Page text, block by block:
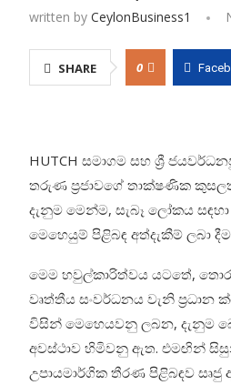
written by CeylonBusiness1
SHARE 0
HUTCH සමාගම සහ ශ්‍රී
තරුණ ප්‍රජාවගේ තාක්ෂණික
දැනුම මෙන්ම, සැබෑ ලෝකය
මෙහෙයුම් පිළිබඳ අත්දැකීම් ලබා
මෙම හවුල්කාරිත්වය යටතේ,
වෘත්තීය සංවර්ධනය වැනි
විසින් මෙහෙයවනු ලබන, දැනුම
අවස්ථාව හිමිවනු ඇත. එමඟින්
උපායමාර්ගික තීරණ පිළිබඳව